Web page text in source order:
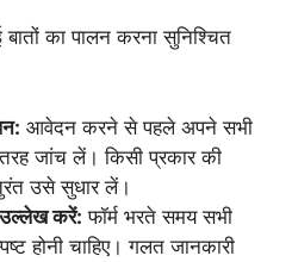
का पालन करना सुनिश्चित
आवेदन करने से पहले अपने सभी
जांच लें। किसी प्रकार की
उसे सुधार लें।
उल्लेख करें: फॉर्म भरते समय सभी
होनी चाहिए। गलत जानकारी